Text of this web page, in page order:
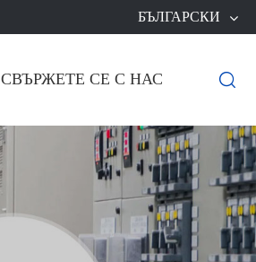
БЪЛГАРСКИ
СВЪРЖЕТЕ СЕ С НАС 